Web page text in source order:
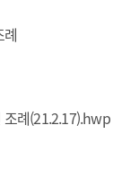
례
조례(21.2.17).hwp